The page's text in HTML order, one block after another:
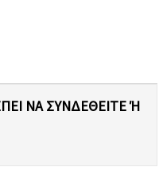
ΝΑ ΣΥΝΔΕΘΕΊΤΕ Ή Ν